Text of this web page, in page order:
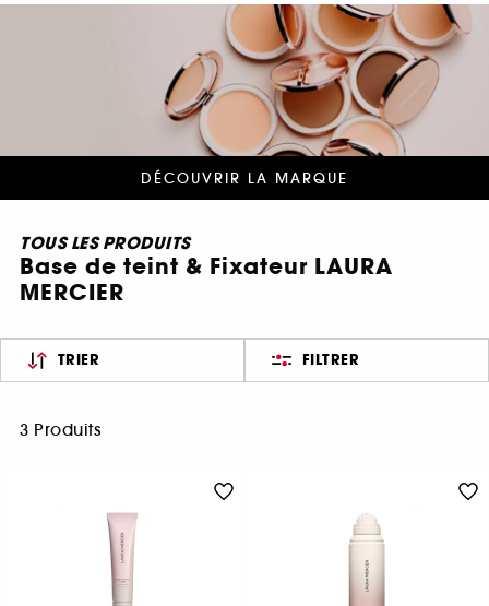
DÉCOUVRIR LA MARQUE
TOUS LES PRODUITS
Base de teint & Fixateur LAURA
MERCIER
TRIER FILTRER
3 Produits